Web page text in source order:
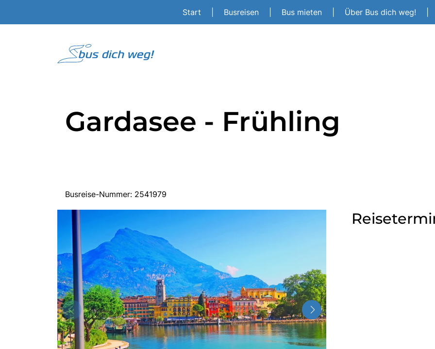
Start Busreisen Bus mieten Über Bus dich weg!
Gardasee - Frühling
Busreise-Nummer: 2541979